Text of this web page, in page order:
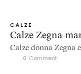
CALZE
Calze Zegna
Calze donna Zegna
0 Comment